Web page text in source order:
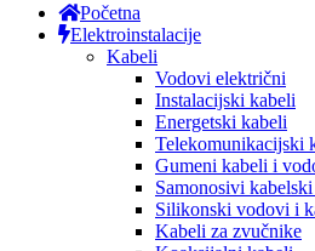
Početna
Elektroinstalacije
Kabeli
Vodovi električni
Instalacijski kabeli
Energetski kabeli
Telekomunikacijski
Gumeni kabeli i
Samonosivi
Silikonski vodovi i
Kabeli za zvučnike